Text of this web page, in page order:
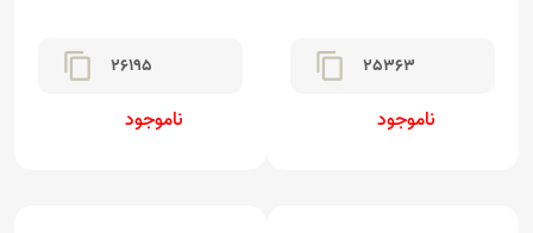
25363
content_copy
ناموجود
26195
content_copy
ناموجود